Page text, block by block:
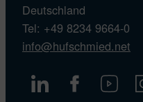
Deutschland
Tel: +49 8234 9664-0
info@hufschmied.net